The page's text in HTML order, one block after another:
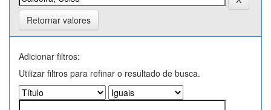
Retornar valores
Adicionar filtros:
Utilizar filtros para refinar o resultado de busca.